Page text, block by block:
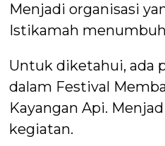
Menjadi organisasi
Istikamah
Untuk diketahui, ada
dalam Festival
Kayangan Api.
kegiatan.